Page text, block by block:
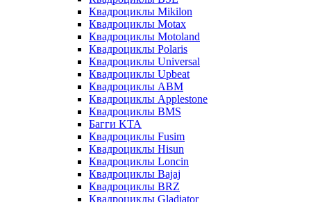
Квадроциклы Mikilon
Квадроциклы Motax
Квадроциклы Motoland
Квадроциклы Polaris
Квадроциклы Universal
Квадроциклы Upbeat
Квадроциклы ABM
Квадроциклы Applestone
Квадроциклы BMS
Багги KTA
Квадроциклы Fusim
Квадроциклы Hisun
Квадроциклы Loncin
Квадроциклы Bajaj
Квадроциклы BRZ
Квадроциклы Gladiator